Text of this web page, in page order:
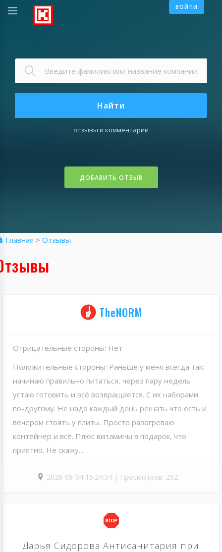
ВОЙТИ
Найти
отзывы и комментарии
ДОБАВИТЬ ОТЗЫВ
Главная > Отзывы
TheNORM
Отрицательные стороны: Нет
Положительные стороны: Раньше у меня всегда так:
начинаю правильно питаться, через пару недель
устаю готовить и всё возвращается. С их наборами
по-другому. Не надо каждый день решать что есть и
вечером стоять у плиты. Просто разогреваю
контейнер и всё. Плюс витамины в подарок, что
приятно. Не скажу...
2026-08-04 15:24:34 | Просмотров: 292
Дарья Сидорова Антисанитария при